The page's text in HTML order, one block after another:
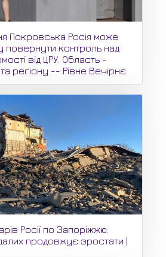
Покровська Росія може
повернути контроль над
від ЦРУ. Область -
регіону -- Рівне Вечірнє
Росії по Запоріжжю:
продовжує зростати |